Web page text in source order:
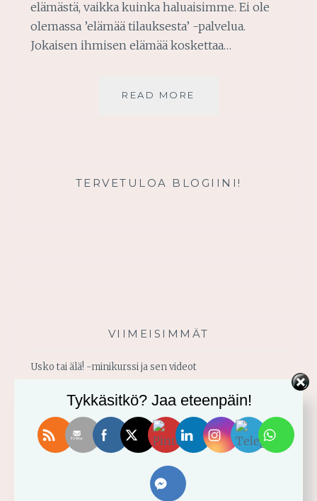
elämästä, vaikka kuinka haluaisimme. Ei ole
olemassa ’elämää tilauksesta’ -palvelua.
Jokaisen ihmisen elämää koskettaa…
READ MORE
TERVETULOA BLOGIINI!
VIIMEISIMMÄT
Usko tai älä! -minikurssi ja sen videot
Vahvistu armosta!
Älä yritä omin voimin
Tykkäsitkö? Jaa eteenpäin!